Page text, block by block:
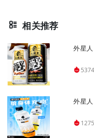
相关推荐
外星
外星